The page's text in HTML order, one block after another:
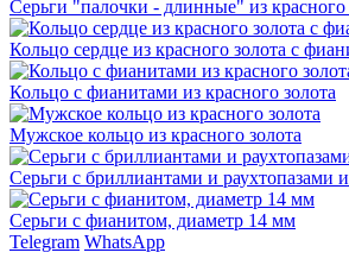
Серьги "палочки - длинные" из красного
Кольцо сердце из красного золота с
Кольцо с фианитами из красного золота
Мужское кольцо из красного золота
Серьги с бриллиантами и раухтопазами
Серьги с фианитом, диаметр 14 мм
Telegram WhatsApp